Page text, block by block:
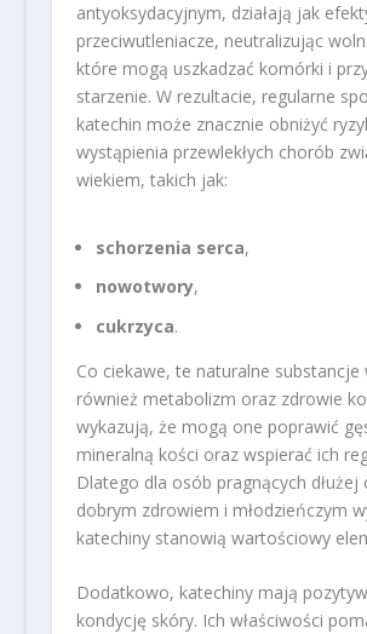
antyoksydacyjnym, działają jak
przeciwutleniacze, neutralizując
które mogą uszkadzać komórki i
starzenie. W rezultacie, regularne
katechin może znacznie obniżyć
wystąpienia przewlekłych chorób
wiekiem, takich jak:
schorzenia serca,
nowotwory,
cukrzyca.
Co ciekawe, te naturalne substancje
również metabolizm oraz zdrowie
wykazują, że mogą one poprawić
mineralną kości oraz wspierać ich
Dlatego dla osób pragnących dłużej
dobrym zdrowiem i młodzieńczym
katechiny stanowią wartościowy
Dodatkowo, katechiny mają
kondycję skóry. Ich właściwości